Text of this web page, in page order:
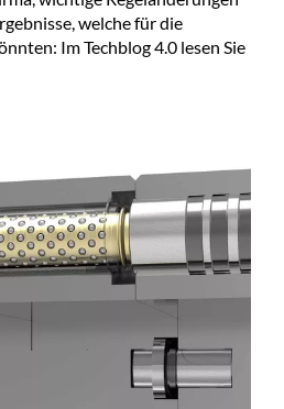
welche für die
Im Techblog 4.0 lesen Sie